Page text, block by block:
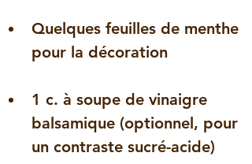
Quelques feuilles de menthe
pour la décoration
1 c. à soupe de vinaigre
balsamique (optionnel, pour
un contraste sucré-acide)